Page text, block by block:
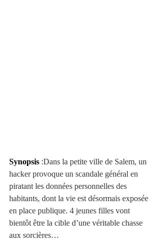
Synopsis :Dans la petite ville de Salem, un
hacker provoque un scandale général en
piratant les données personnelles des
habitants, dont la vie est désormais exposée
en place publique. 4 jeunes filles vont
bientôt être la cible d’une véritable chasse
aux sorcières…